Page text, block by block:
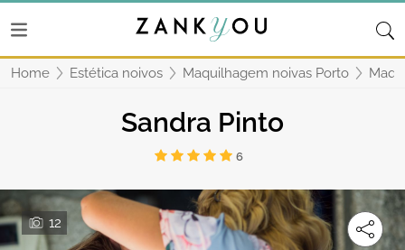
Home Estética noivos Maquilhagem noivas Porto
Sandra Pinto
6
12